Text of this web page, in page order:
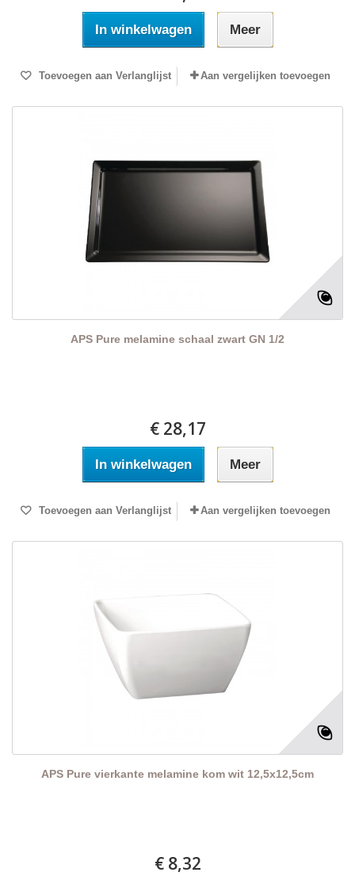
In winkelwagen Meer
Toevoegen aan Verlanglijst Aan vergelijken toevoegen
APS Pure melamine schaal zwart GN 1/2
€ 28,17
In winkelwagen Meer
Toevoegen aan Verlanglijst Aan vergelijken toevoegen
APS Pure vierkante melamine kom wit 12,5x12,5cm
€ 8,32